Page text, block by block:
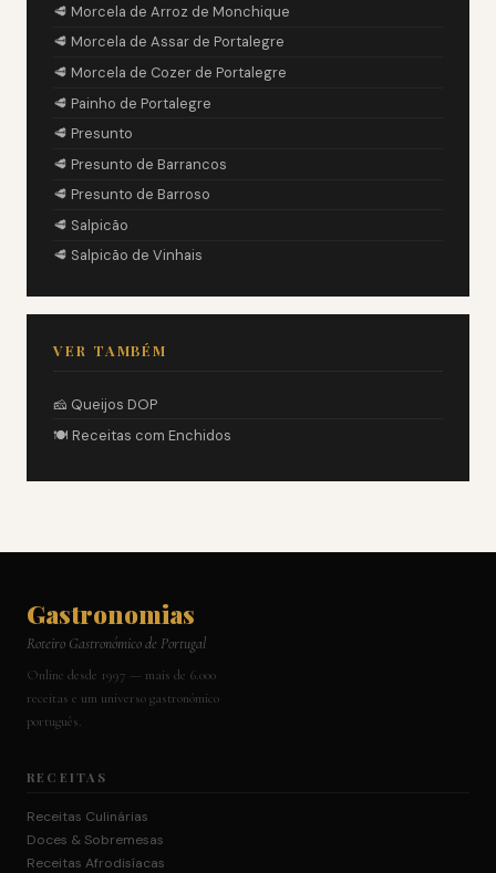
🥩 Morcela de Arroz de Monchique
🥩 Morcela de Assar de Portalegre
🥩 Morcela de Cozer de Portalegre
🥩 Painho de Portalegre
🥩 Presunto
🥩 Presunto de Barrancos
🥩 Presunto de Barroso
🥩 Salpicão
🥩 Salpicão de Vinhais
VER TAMBÉM
🧀 Queijos DOP
🍽️ Receitas com Enchidos
Gastronomias
Roteiro Gastronómico de Portugal
Online desde 1997 — mais de 6.000
receitas e um universo gastronómico
português.
RECEITAS
Receitas Culinárias
Doces & Sobremesas
Receitas Afrodisíacas